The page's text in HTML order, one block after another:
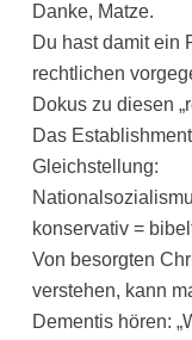
Danke, Matze.
Du hast damit ein
rechtlichen
Dokus zu diesen
Das
Gleichstellung:
konservativ =
Von besorgten
verstehen, kann
Dementis hören: